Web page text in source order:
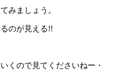
みましょう。
のが見える!!
くので見てくださいねー・